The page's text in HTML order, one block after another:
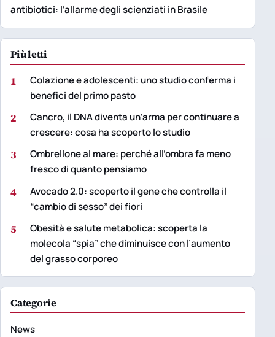
antibiotici: l’allarme degli scienziati in Brasile
Più letti
1
Colazione e adolescenti: uno studio conferma i
benefici del primo pasto
2
Cancro, il DNA diventa un’arma per continuare a
crescere: cosa ha scoperto lo studio
3
Ombrellone al mare: perché all’ombra fa meno
fresco di quanto pensiamo
4
Avocado 2.0: scoperto il gene che controlla il
“cambio di sesso” dei fiori
5
Obesità e salute metabolica: scoperta la
molecola “spia” che diminuisce con l’aumento
del grasso corporeo
Categorie
News